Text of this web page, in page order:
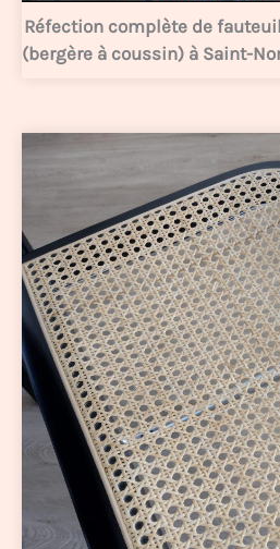
Réfection complète de
(bergère à coussin) à Saint-